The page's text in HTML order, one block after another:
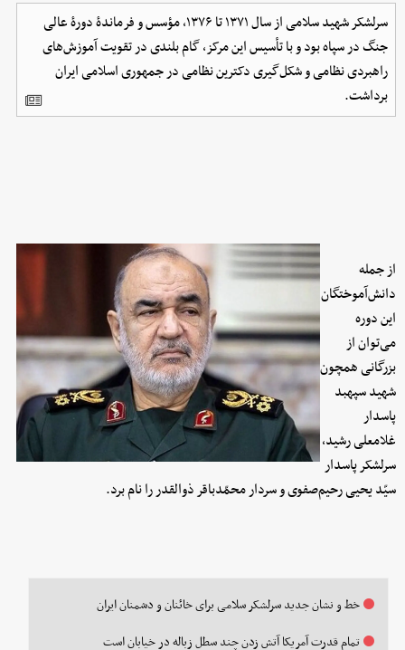
سرلشکر شهید سلامی از سال ۱۳۷۱ تا ۱۳۷۶، مؤسس و فرماندۀ دورۀ عالی
جنگ در سپاه بود و با تأسیس این مرکز، گام بلندی در تقویت آموزش‌های
راهبردی نظامی و شکل‌گیری دکترین نظامی در جمهوری اسلامی ایران
برداشت.
از جمله
دانش‌آموختگان
این دوره
می‌توان از
بزرگانی همچون
شهید سپهبد
پاسدار
غلامعلی رشید،
سرلشکر پاسدار
سیّد یحیی رحیم‌صفوی و سردار محمّدباقر ذوالقدر را نام برد.
خط و نشان جدید سرلشکر سلامی برای خائنان و دشمنان ایران
تمام قدرت آمریکا آتش زدن چند سطل زباله در خیابان است